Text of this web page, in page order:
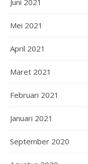
Juni 2021
Mei 2021
April 2021
Maret 2021
Februari 2021
Januari 2021
September 2020